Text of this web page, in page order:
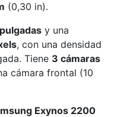
(0,30 in).
y una
, con una densidad
Tiene 3 cámaras
cámara frontal (10
Exynos 2200